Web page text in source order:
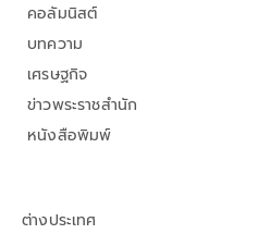
คอลัมนิสต์
บทความ
เศรษฐกิจ
ข่าวพระราชสำนัก
หนังสือพิมพ์
ต่างประเทศ